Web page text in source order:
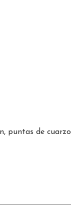
puntas de cuarzo